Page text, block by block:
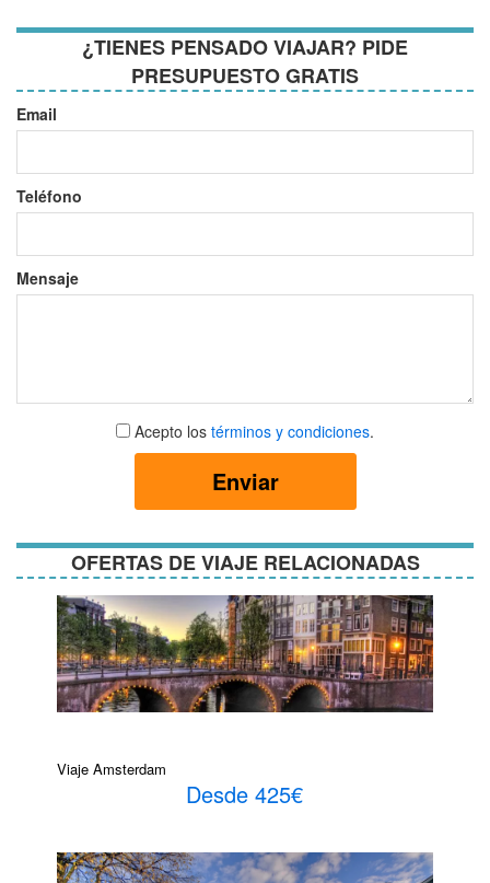
¿TIENES PENSADO VIAJAR? PIDE
PRESUPUESTO GRATIS
Email
Teléfono
Mensaje
Aceptar
términos
Acepto los términos y condiciones.
Enviar
OFERTAS DE VIAJE RELACIONADAS
Viaje Amsterdam
Desde 425€